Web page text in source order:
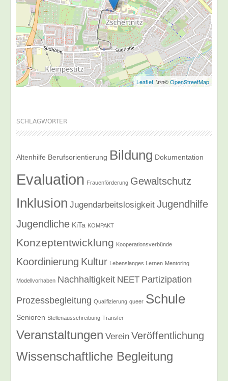
Leaflet, \r\n©OpenStreetMap
SCHLAGWÖRTER
Altenhilfe Berufsorientierung Bildung Dokumentation
Evaluation Frauenförderung Gewaltschutz
Inklusion Jugendarbeitslosigkeit Jugendhilfe
Jugendliche KiTa KOMPAKT
Konzeptentwicklung Kooperationsverbünde
Koordinierung Kultur Lebenslanges Lernen Mentoring
Modellvorhaben Nachhaltigkeit NEET Partizipation
Prozessbegleitung Qualifizierung queer Schule
Senioren Stellenausschreibung Transfer
Veranstaltungen Verein Veröffentlichung
Wissenschaftliche Begleitung